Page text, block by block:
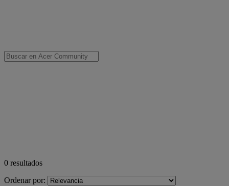
0 resultados
Ordenar por: